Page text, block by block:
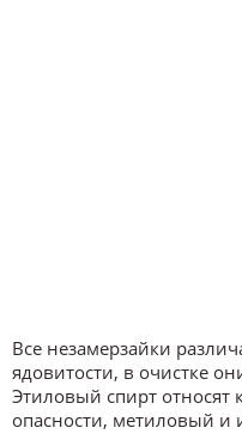
Все незамерзайки
ядовитости, в очистке
Этиловый спирт относят
опасности, метиловый и